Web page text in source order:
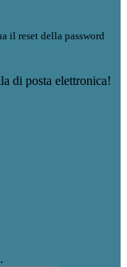
il reset della password
di posta elettronica!